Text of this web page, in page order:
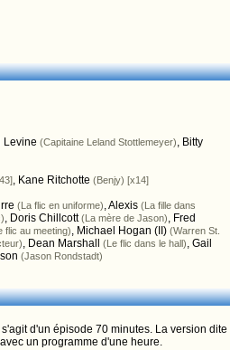
Levine (Capitaine Leland Stottlemeyer), Bitty
, Kane Ritchotte (Benjy) [x14]
(La flic en uniforme),Alexis (La fille dans
, Doris Chillcott (La mère de Jason), Fred
flic au meeting), Michael Hogan (II) (Warren St.
, Dean Marshall (Le flic dans le hall), Gail
(Jason Rondstadt)
d'un épisode 70 minutes. La version dite
un programme d'une heure.